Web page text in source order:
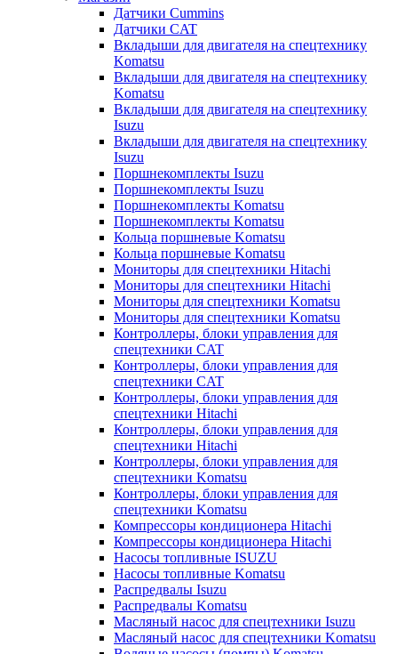
Датчики Cummins
Датчики CAT
Вкладыши для двигателя на спецтехнику
Komatsu
Вкладыши для двигателя на спецтехнику
Komatsu
Вкладыши для двигателя на спецтехнику
Isuzu
Вкладыши для двигателя на спецтехнику
Isuzu
Поршнекомплекты Isuzu
Поршнекомплекты Isuzu
Поршнекомплекты Komatsu
Поршнекомплекты Komatsu
Кольца поршневые Komatsu
Кольца поршневые Komatsu
Мониторы для спецтехники Hitachi
Мониторы для спецтехники Hitachi
Мониторы для спецтехники Komatsu
Мониторы для спецтехники Komatsu
Контроллеры, блоки управления для
спецтехники CAT
Контроллеры, блоки управления для
спецтехники CAT
Контроллеры, блоки управления для
спецтехники Hitachi
Контроллеры, блоки управления для
спецтехники Hitachi
Контроллеры, блоки управления для
спецтехники Komatsu
Контроллеры, блоки управления для
спецтехники Komatsu
Компрессоры кондиционера Hitachi
Компрессоры кондиционера Hitachi
Насосы топливные ISUZU
Насосы топливные Komatsu
Распредвалы Isuzu
Распредвалы Komatsu
Масляный насос для спецтехники Isuzu
Масляный насос для спецтехники Komatsu